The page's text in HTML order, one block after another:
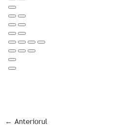
← Anteriorul